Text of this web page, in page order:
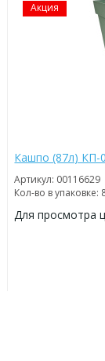
Акция
Кашпо (87л) КП-
Артикул: 00116629
Кол-во в упаковке:
Для просмотра